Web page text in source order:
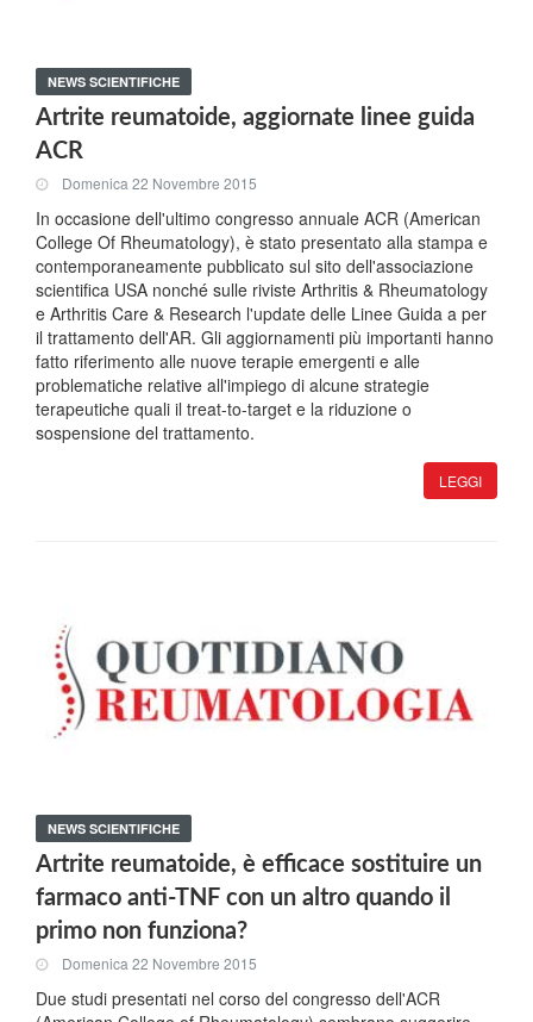
NEWS SCIENTIFICHE
Artrite reumatoide, aggiornate linee guida
ACR
Domenica 22 Novembre 2015
In occasione dell'ultimo congresso annuale ACR (American
College Of Rheumatology), è stato presentato alla stampa e
contemporaneamente pubblicato sul sito dell'associazione
scientifica USA nonché sulle riviste Arthritis & Rheumatology
e Arthritis Care & Research l'update delle Linee Guida a per
il trattamento dell'AR. Gli aggiornamenti più importanti hanno
fatto riferimento alle nuove terapie emergenti e alle
problematiche relative all'impiego di alcune strategie
terapeutiche quali il treat-to-target e la riduzione o
sospensione del trattamento.
LEGGI
NEWS SCIENTIFICHE
Artrite reumatoide, è efficace sostituire un
farmaco anti-TNF con un altro quando il
primo non funziona?
Domenica 22 Novembre 2015
Due studi presentati nel corso del congresso dell'ACR